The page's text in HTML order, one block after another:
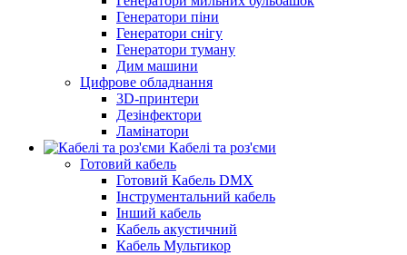
Генератори піни
Генератори снігу
Генератори туману
Дим машини
Цифрове обладнання
3D-принтери
Дезінфектори
Ламінатори
Кабелі та роз'єми
Готовий кабель
Готовий Кабель DMX
Інструментальний кабель
Інший кабель
Кабель акустичний
Кабель Мультикор